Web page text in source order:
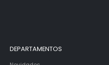
DEPARTAMENTOS